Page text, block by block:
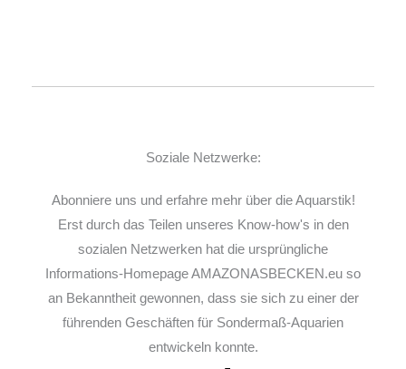
Soziale Netzwerke:
Abonniere uns und erfahre mehr über die Aquarstik!
Erst durch das Teilen unseres Know-how's in den
sozialen Netzwerken hat die ursprüngliche
Informations-Homepage AMAZONASBECKEN.eu so
an Bekanntheit gewonnen, dass sie sich zu einer der
führenden Geschäften für Sondermaß-Aquarien
entwickeln konnte.